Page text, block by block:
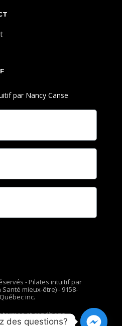
par Nancy Canse
- Pilates intuitif par
mieux-être) - 9158-
inc.
termes et conditions
des questions?